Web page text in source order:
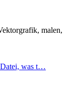
malen,
Datei, was t…